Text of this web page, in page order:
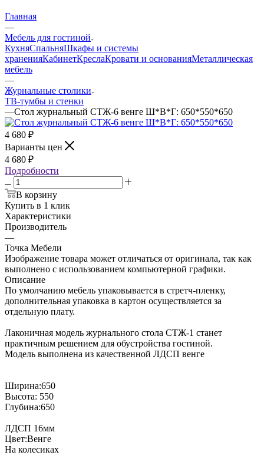
Главная
—
Мебель для гостиной
КухняСпальняШкафы и системы
храненияКабинетКреслаКровати и основанияМеталлическая
мебель
—
Журнальные столики
ТВ‑тумбы и стенки
—Стол журнальный СТЖ-6 венге Ш*В*Г: 650*550*650
4 680 ₽
Варианты цен
4 680 ₽
Подробности
В корзину
Купить в 1 клик
Характеристики
Производитель
—
Точка Мебели
Изображение товара может отличаться от оригинала, так как
выполнено с использованием компьютерной графики.
Описание
По умолчанию мебель упаковывается в стретч-пленку,
дополнительная упаковка в картон осуществляется за
отдельную плату.
Лаконичная модель журнального стола СТЖ-1 станет
практичным решением для обустройства гостиной.
Модель выполнена из качественной ЛДСП венге
Ширина:650
Высота: 550
Глубина:650
ЛДСП 16мм
Цвет:Венге
На колесиках